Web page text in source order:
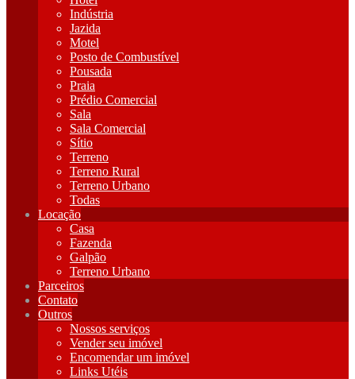
Indústria
Jazida
Motel
Posto de Combustível
Pousada
Praia
Prédio Comercial
Sala
Sala Comercial
Sítio
Terreno
Terreno Rural
Terreno Urbano
Todas
Locação
Casa
Fazenda
Galpão
Terreno Urbano
Parceiros
Contato
Outros
Nossos serviços
Vender seu imóvel
Encomendar um imóvel
Links Utéis